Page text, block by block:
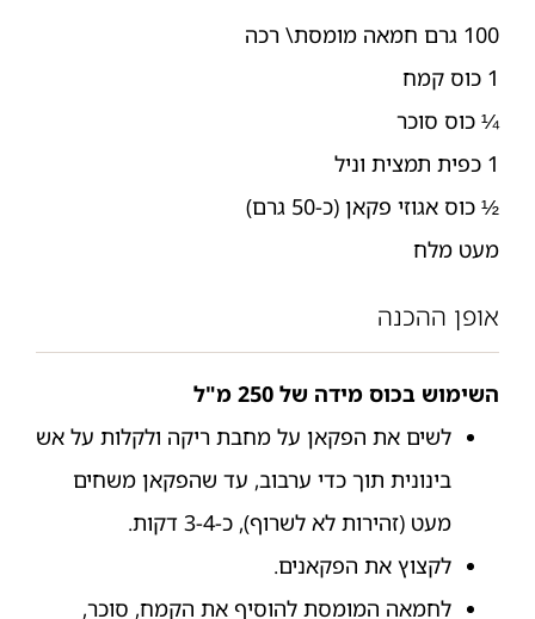
100 גרם חמאה מומסת\ רכה
1 כוס קמח
¼ כוס סוכר
1 כפית תמצית וניל
½ כוס אגוזי פקאן (כ-50 גרם)
מעט מלח
אופן ההכנה
השימוש בכוס מידה של 250 מ"ל
לשים את הפקאן על מחבת ריקה ולקלות על אש
בינונית תוך כדי ערבוב, עד שהפקאן משחים
מעט (זהירות לא לשרוף), כ-3-4 דקות.
לקצוץ את הפקאנים.
לחמאה המומסת להוסיף את הקמח, סוכר,